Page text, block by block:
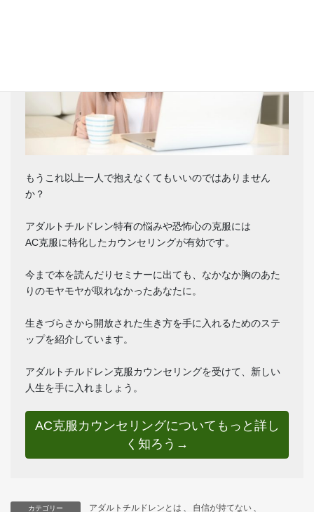
もうこれ以上一人で抱えなくてもいいのではありません
か？
アダルトチルドレン特有の悩みや恐怖心の克服には
AC克服に特化したカウンセリングが有効です。
今まで本を読んだりセミナーに出ても、なかなか胸のあた
りのモヤモヤが取れなかったあなたに。
生きづらさから開放された生き方を手に入れるためのステ
ップを紹介しています。
アダルトチルドレン克服カウンセリングを受けて、新しい
人生を手に入れましょう。
AC克服カウンセリングについてもっと詳し
く知ろう→
カテゴリー アダルトチルドレンとは 自信が持てない